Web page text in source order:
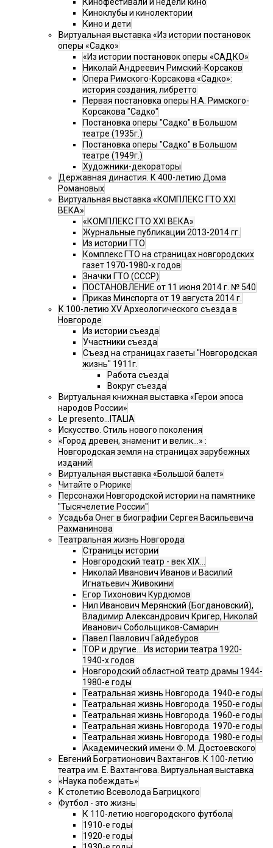
Кинофестивали и недели кино
Киноклубы и кинолектории
Кино и дети
Виртуальная выставка «Из истории постановок
оперы «Садко»
«Из истории постановок оперы «САДКО»
Николай Андреевич Римский-Корсаков
Опера Римского-Корсакова «Садко»:
история создания, либретто
Первая постановка оперы Н.А. Римского-
Корсакова "Садко"
Постановка оперы "Садко" в Большом
театре (1935г.)
Постановка оперы "Садко" в Большом
театре (1949г.)
Художники-декораторы
Державная династия. К 400-летию Дома
Романовых
Виртуальная выставка «КОМПЛЕКС ГТО XXI
ВЕКА»
«КОМПЛЕКС ГТО XXI ВЕКА»
Журнальные публикации 2013-2014 гг.
Из истории ГТО
Комплекс ГТО на страницах новгородских
газет 1970-1980-х годов
Значки ГТО (СССР)
ПОСТАНОВЛЕНИЕ от 11 июня 2014 г. № 540
Приказ Минспорта от 19 августа 2014 г.
К 100-летию XV Археологического съезда в
Новгороде
Из истории съезда
Участники съезда
Cъезд на страницах газеты "Новгородская
жизнь" 1911г.
Работа съезда
Вокруг съезда
Виртуальная книжная выставка «Герои эпоса
народов России»
Le presento...ITALIA
Искусство. Стиль нового поколения
«Город древен, знаменит и велик…» :
Новгородская земля на страницах зарубежных
изданий
Виртуальная выставка «Большой балет»
Читайте о Рюрике
Персонажи Новгородской истории на памятнике
"Тысячелетие России"
Усадьба Онег в биографии Сергея Васильевича
Рахманинова
Театральная жизнь Новгорода
Страницы истории
Новгородский театр - век XIX…
Николай Иванович Иванов и Василий
Игнатьевич Живокини
Егор Тихонович Курдюмов
Нил Иванович Мерянский (Богдановский),
Владимир Александрович Кригер, Николай
Иванович Собольщиков-Самарин
Павел Павлович Гайдебуров
ТОР и другие… Из истории театра 1920-
1940-х годов
Новгородский областной театр драмы 1944-
1980-е годы
Театральная жизнь Новгорода. 1940-е годы
Театральная жизнь Новгорода. 1950-е годы
Театральная жизнь Новгорода. 1960-е годы
Театральная жизнь Новгорода. 1970-е годы
Театральная жизнь Новгорода. 1980-е годы
Академический имени Ф. М. Достоевского
Евгений Богратионович Вахтангов. К 100-летию
театра им. Е. Вахтангова. Виртуальная выставка
«Наука побеждать»
К столетию Всеволода Багрицкого
Футбол - это жизнь
К 110-летию новгородского футбола
1910-е годы
1920-е годы